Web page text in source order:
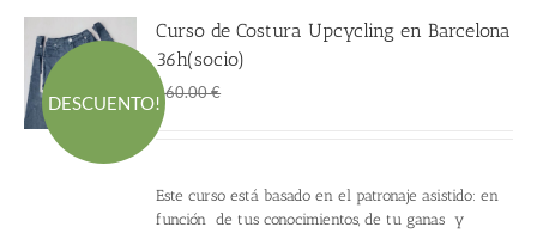
DESCUENTO!
Curso de Costura Upcycling en Barcelona
36h(socio)
660.00€
era:
660.00 €.360.00 €.
Este curso está basado en el patronaje asistido: en
función de tus conocimientos, de tu ganas y